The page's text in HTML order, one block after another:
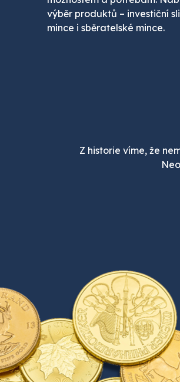
výběr produktů – investiční
mince i sběratelské mince.
Z historie víme, že